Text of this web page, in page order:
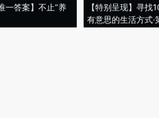
一答案】不止“养
【特别呈现】寻找
有意思的生活方式·